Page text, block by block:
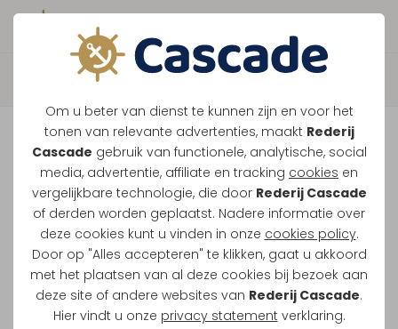
Om u beter van dienst te kunnen zijn en voor het
tonen van relevante advertenties, maakt Rederij
Cascade gebruik van functionele, analytische, social
media, advertentie, affiliate en tracking cookies en
vergelijkbare technologie, die door Rederij Cascade
of derden worden geplaatst. Nadere informatie over
deze cookies kunt u vinden in onze cookies policy.
Door op "Alles accepteren" te klikken, gaat u akkoord
met het plaatsen van al deze cookies bij bezoek aan
deze site of andere websites van Rederij Cascade.
Hier vindt u onze privacy statement verklaring.
Boek direct je vaart
Terug
High Tea XL
High tea aan boord tijdens een van onze langere
rondvaarten. Onderweg serveren we hartige en
zoete hapjes aan tafel. Koffie en verschillende
seizoenstheeën schenken we de hele vaart door.
Van soep tot zoet